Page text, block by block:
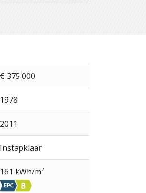
€ 375 000
1978
2011
Instapklaar
161 kWh/m²